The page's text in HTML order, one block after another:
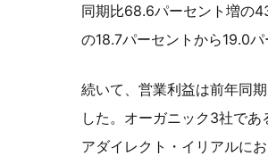
同期比68.6パーセント増の
の18.7パーセントから19.0パ
続いて、営業利益は前年同
した。オーガニック3社で
アダイレクト・イリアルに